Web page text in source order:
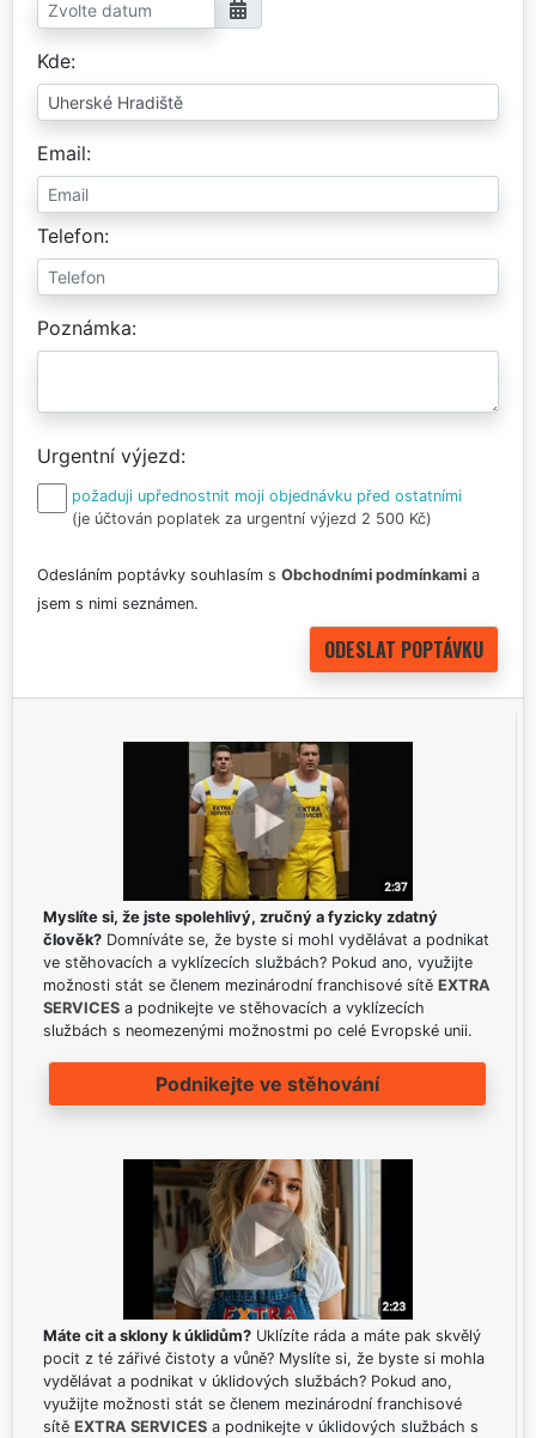
Kde
Email
Telefon
Poznámka
Urgentní výjezd
požaduji upřednostnit moji objednávku před ostatními
(je účtován poplatek za urgentní výjezd 2 500 Kč)
Odesláním poptávky souhlasím s Obchodními podmínkami a
jsem s nimi seznámen.
Myslíte si, že jste spolehlivý, zručný a fyzicky zdatný
člověk? Domníváte se, že byste si mohl vydělávat a podnikat
ve stěhovacích a vyklízecích službách? Pokud ano, využijte
možnosti stát se členem mezinárodní franchisové sítě EXTRA
SERVICES a podnikejte ve stěhovacích a vyklízecích
službách s neomezenými možnostmi po celé Evropské unii.
Podnikejte ve stěhování
Máte cit a sklony k úklidům? Uklízíte ráda a máte pak skvělý
pocit z té zářivé čistoty a vůně? Myslíte si, že byste si mohla
vydělávat a podnikat v úklidových službách? Pokud ano,
využijte možnosti stát se členem mezinárodní franchisové
sítě EXTRA SERVICES a podnikejte v úklidových službách s